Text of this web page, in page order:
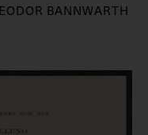
BANNWARTH